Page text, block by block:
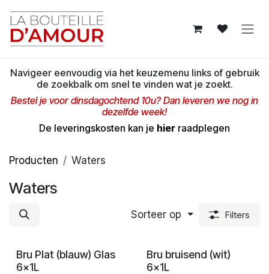
Navigeer eenvoudig via het keuzemenu links of gebruik
de zoekbalk om snel te vinden wat je zoekt.
Bestel je voor dinsdagochtend 10u? Dan leveren we nog in
dezelfde week!
De leveringskosten kan je hier raadplegen
Producten Waters
Waters
Sorteer op Filters
Bru Plat (blauw) Glas
6x1L
Bru bruisend (wit)
6x1L